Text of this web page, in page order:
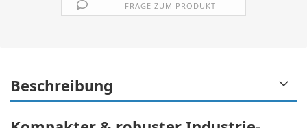
FRAGE ZUM PRODUKT
Beschreibung